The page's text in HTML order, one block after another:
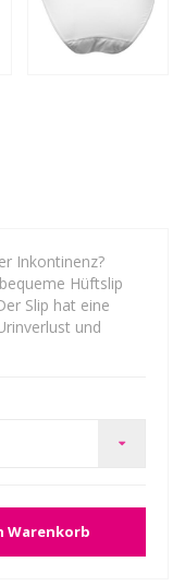
Inkontinenz?
Hüftslip
Slip hat eine
und
Warenkorb